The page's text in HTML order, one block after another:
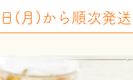
(月)から順次発